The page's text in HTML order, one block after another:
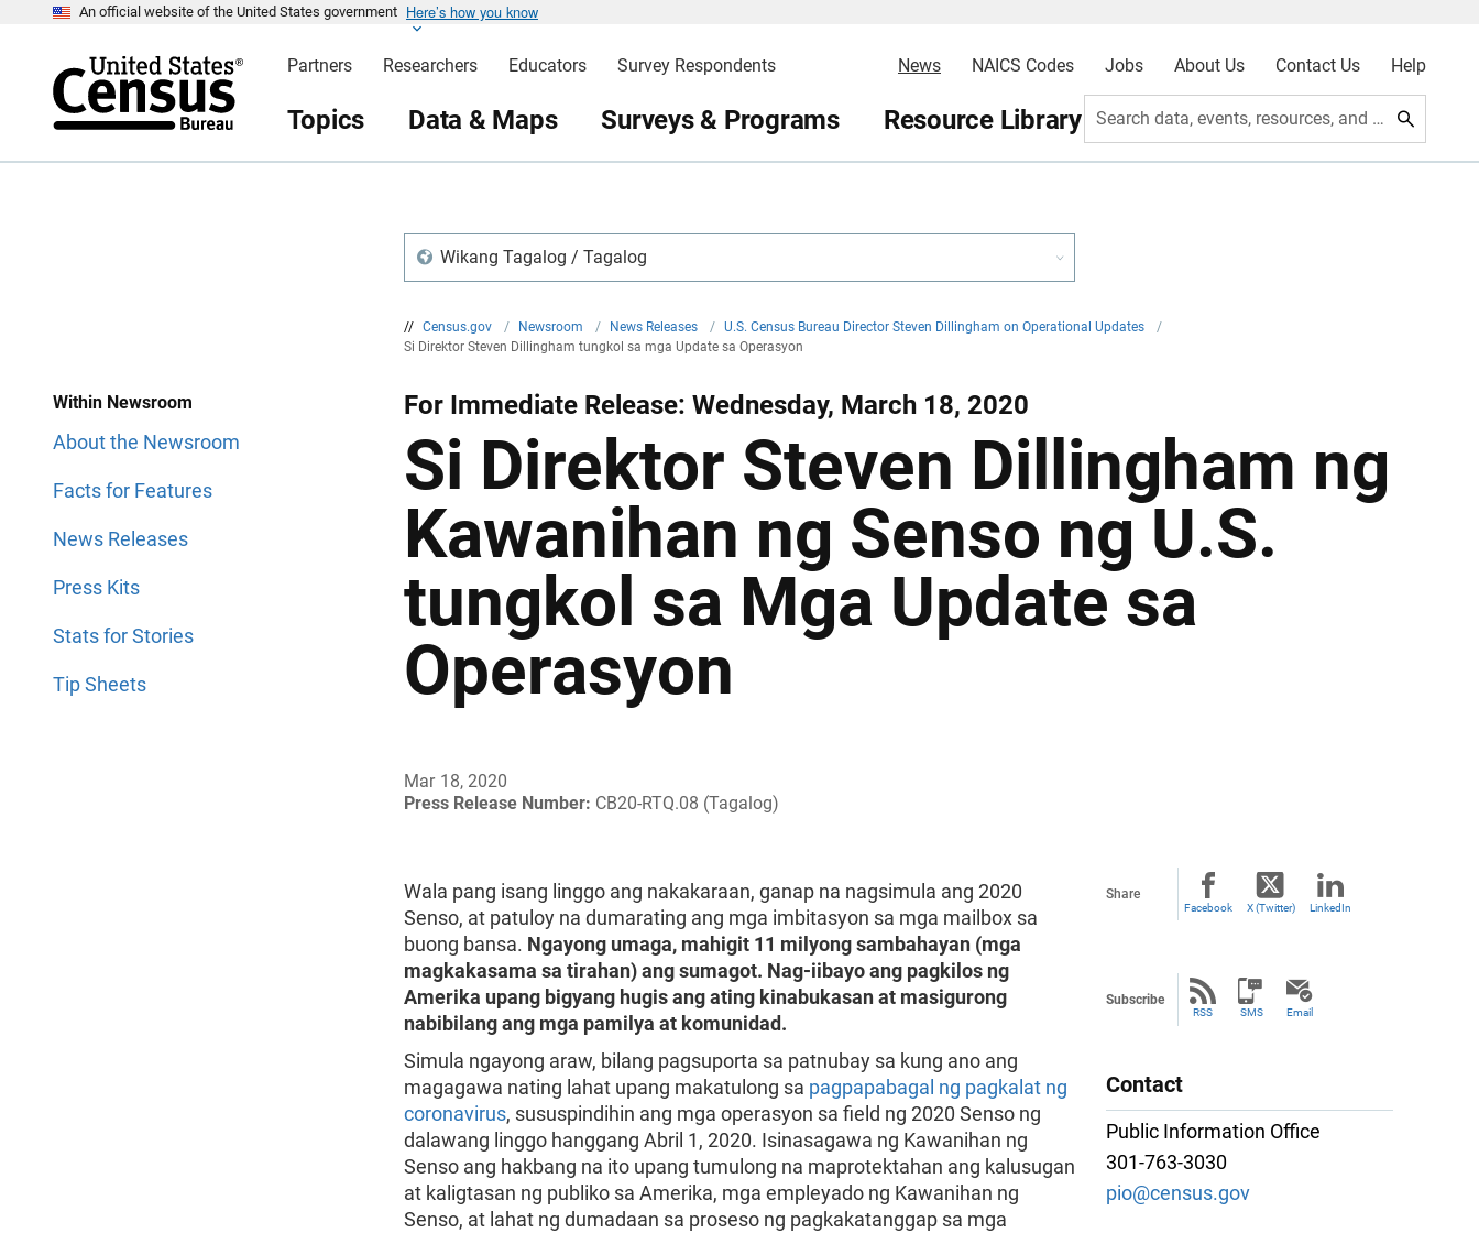
An official website of the United States government Here’s how you know
Partners Researchers Educators Survey Respondents News NAICS Codes Jobs About Us Contact Us Help
Topics Data & Maps Surveys & Programs Resource Library Search data, events, resources, and more
Wikang Tagalog / Tagalog
// Census.gov / Newsroom / News Releases / U.S. Census Bureau Director Steven Dillingham on Operational Updates
/
Si Direktor Steven Dillingham tungkol sa mga Update sa Operasyon
Within Newsroom
About the Newsroom
Facts for Features
News Releases
Press Kits
Stats for Stories
Tip Sheets
For Immediate Release: Wednesday, March 18, 2020
Si Direktor Steven Dillingham ng
Kawanihan ng Senso ng U.S.
tungkol sa Mga Update sa
Operasyon
Mar 18, 2020
Press Release Number: CB20-RTQ.08 (Tagalog)
Wala pang isang linggo ang nakakaraan, ganap na nagsimula ang 2020
Senso, at patuloy na dumarating ang mga imbitasyon sa mga mailbox sa
buong bansa. Ngayong umaga, mahigit 11 milyong sambahayan (mga
magkakasama sa tirahan) ang sumagot. Nag-iibayo ang pagkilos ng
Amerika upang bigyang hugis ang ating kinabukasan at masigurong
nabibilang ang mga pamilya at komunidad.
Simula ngayong araw, bilang pagsuporta sa patnubay sa kung ano ang
magagawa nating lahat upang makatulong sa pagpapabagal ng pagkalat ng
coronavirus, sususpindihin ang mga operasyon sa field ng 2020 Senso ng
dalawang linggo hanggang Abril 1, 2020. Isinasagawa ng Kawanihan ng
Senso ang hakbang na ito upang tumulong na maprotektahan ang kalusugan
at kaligtasan ng publiko sa Amerika, mga empleyado ng Kawanihan ng
Senso, at lahat ng dumadaan sa proseso ng pagkakatanggap sa mga
Share
Facebook X (Twitter) LinkedIn
Subscribe
RSS SMS Email
Contact
Public Information Office
301-763-3030
pio@census.gov